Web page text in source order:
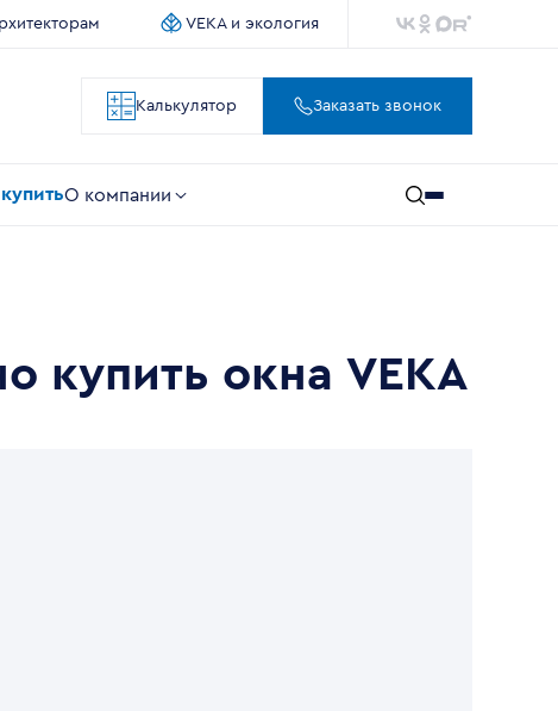
VEKA и экология
Калькулятор Заказать звонок
О компании
купить окна VEKA